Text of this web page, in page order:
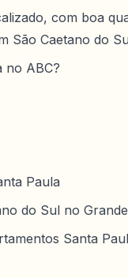
com boa
São Caetano do
no ABC?
Paula
do Sul no
Santa